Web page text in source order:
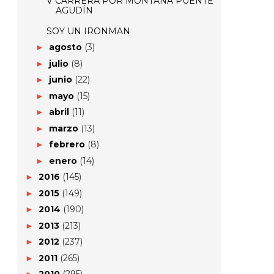
AGUDÍN
SOY UN IRONMAN
► agosto (3)
► julio (8)
► junio (22)
► mayo (15)
► abril (11)
► marzo (13)
► febrero (8)
► enero (14)
► 2016 (145)
► 2015 (149)
► 2014 (190)
► 2013 (213)
► 2012 (237)
► 2011 (265)